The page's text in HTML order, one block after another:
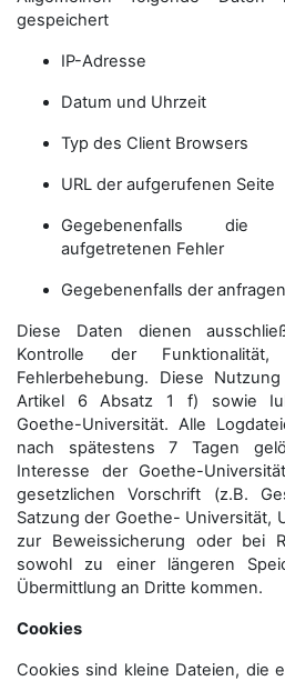
gespeichert
IP-Adresse
Datum und Uhrzeit
Typ des Client Browsers
URL der aufgerufenen Seite
Gegebenenfalls die
aufgetretenen Fehler
Gegebenenfalls der
Diese Daten dienen
Kontrolle der
Fehlerbehebung. Diese
Artikel 6 Absatz 1 f) sowie
Goethe-Universität. Alle
nach spätestens 7 Tagen
Interesse der Goethe-
gesetzlichen Vorschrift (z.B.
Satzung der Goethe- Universität,
zur Beweissicherung oder bei
sowohl zu einer längeren
Übermittlung an Dritte kommen.
Cookies
Cookies sind kleine Dateien, die